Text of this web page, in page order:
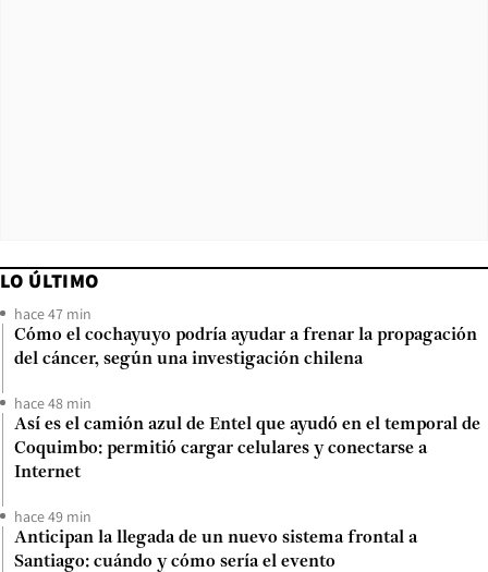
LO ÚLTIMO
hace 47 min
Cómo el cochayuyo podría ayudar a frenar la propagación
del cáncer, según una investigación chilena
hace 48 min
Así es el camión azul de Entel que ayudó en el temporal de
Coquimbo: permitió cargar celulares y conectarse a
Internet
hace 49 min
Anticipan la llegada de un nuevo sistema frontal a
Santiago: cuándo y cómo sería el evento